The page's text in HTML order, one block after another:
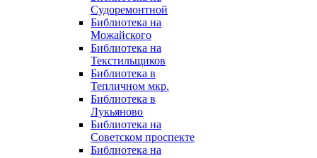
Судоремонтной
Библиотека на
Можайского
Библиотека на
Текстильщиков
Библиотека в
Тепличном мкр.
Библиотека в
Лукьяново
Библиотека на
Советском проспекте
Библиотека на